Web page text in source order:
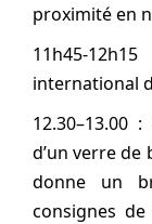
proximité en
11h45-
international
12.30–13.00
d’un verre de
donne un
consignes